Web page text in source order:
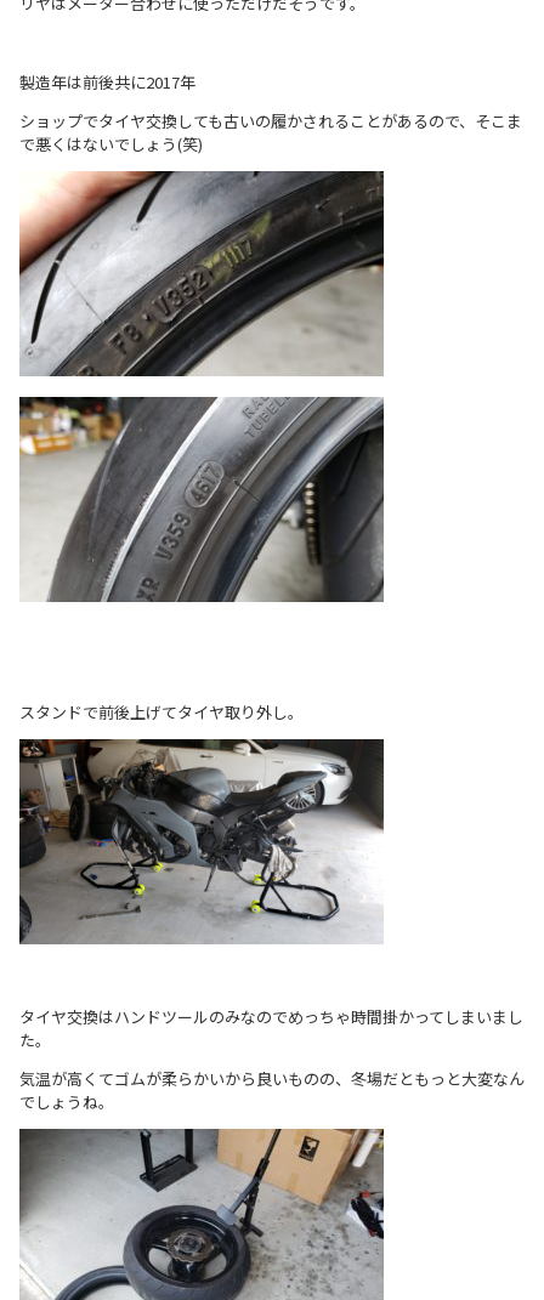
製造年は前後共に2017年
ショップでタイヤ交換しても古いの履かされることがあるので、そこま
で悪くはないでしょう(笑)
スタンドで前後上げてタイヤ取り外し。
タイヤ交換はハンドツールのみなのでめっちゃ時間掛かってしまいまし
た。
気温が高くてゴムが柔らかいから良いものの、冬場だともっと大変なん
でしょうね。